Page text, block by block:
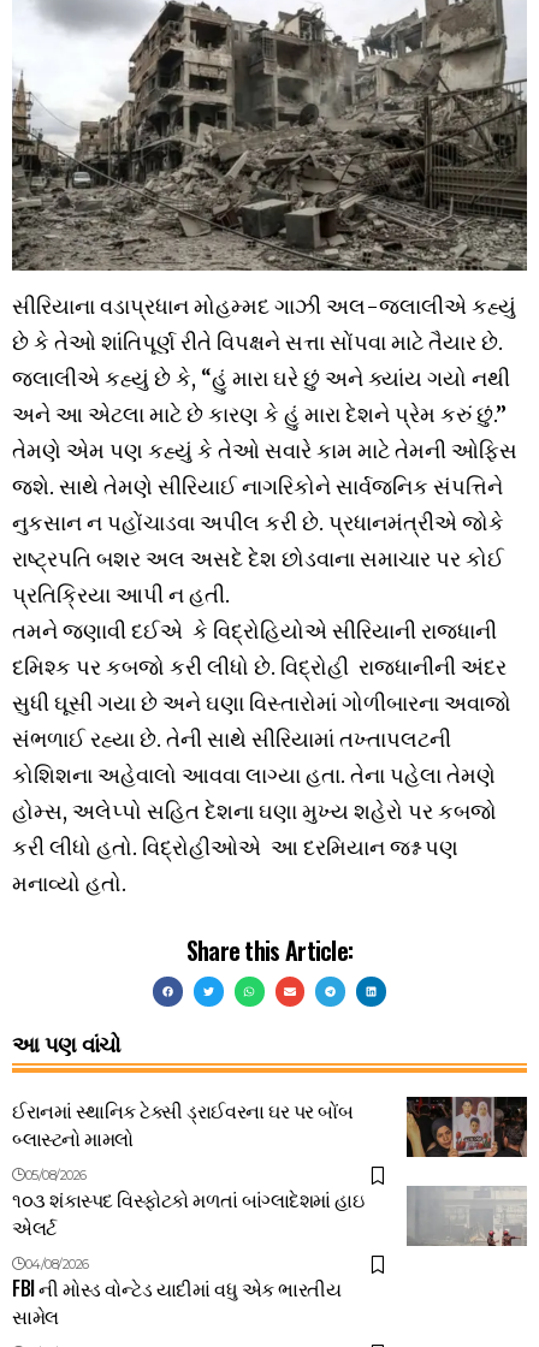
સીરિયાના વડાપ્રધાન મોહમ્મદ ગાઝી અલ-જલાલીએ કહ્યું
છે કે તેઓ શાંતિપૂર્ણ રીતે વિપક્ષને સત્તા સોંપવા માટે તૈયાર છે.
જલાલીએ કહ્યું છે કે, “હું મારા ઘરે છું અને ક્યાંય ગયો નથી
અને આ એટલા માટે છે કારણ કે હું મારા દેશને પ્રેમ કરું છું.”
તેમણે એમ પણ કહ્યું કે તેઓ સવારે કામ માટે તેમની ઓફિસ
જશે. સાથે તેમણે સીરિયાઈ નાગરિકોને સાર્વજનિક સંપત્તિને
નુકસાન ન પહોંચાડવા અપીલ કરી છે. પ્રધાનમંત્રીએ જોકે
રાષ્ટ્રપતિ બશર અલ અસદે દેશ છોડવાના સમાચાર પર કોઈ
પ્રતિક્રિયા આપી ન હતી.
તમને જણાવી દઈએ કે વિદ્રોહિયોએ સીરિયાની રાજધાની
દમિશ્ક પર કબજો કરી લીધો છે. વિદ્રોહી રાજધાનીની અંદર
સુધી ઘૂસી ગયા છે અને ઘણા વિસ્તારોમાં ગોળીબારના અવાજો
સંભળાઈ રહ્યા છે. તેની સાથે સીરિયામાં તખ્તાપલટની
કોશિશના અહેવાલો આવવા લાગ્યા હતા. તેના પહેલા તેમણે
હોમ્સ, અલેપ્પો સહિત દેશના ઘણા મુખ્ય શહેરો પર કબજો
કરી લીધો હતો. વિદ્રોહીઓએ આ દરમિયાન જશ્ન પણ
મનાવ્યો હતો.
Share this Article:
આ પણ વાંચો
ઈરાનમાં સ્થાનિક ટેક્સી ડ્રાઈવરના ઘર પર બોંબ
બ્લાસ્ટનો મામલો
05/08/2026
૧૦૩ શંકાસ્પદ વિસ્ફોટકો મળતાં બાંગ્લાદેશમાં હાઇ
એલર્ટ
04/08/2026
FBI ની મોસ્ડ વોન્ટેડ યાદીમાં વધુ એક ભારતીય
સામેલ